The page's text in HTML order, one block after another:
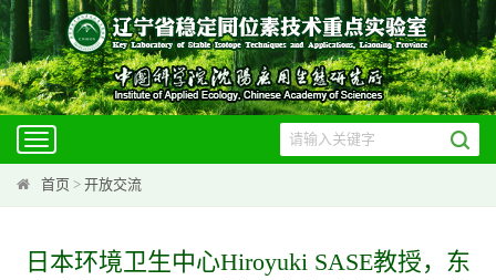
Toggle
navigation
首页 > 开放交流
日本环境卫生中心Hiroyuki SASE教授，东